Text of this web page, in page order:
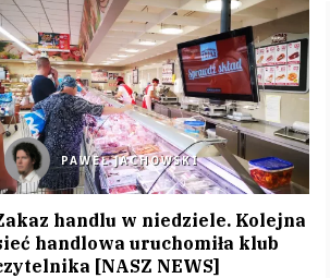
PAWEŁ JACHOWSKI
handlu w niedziele. Kolejna
handlowa uruchomiła klub
[NASZ NEWS]